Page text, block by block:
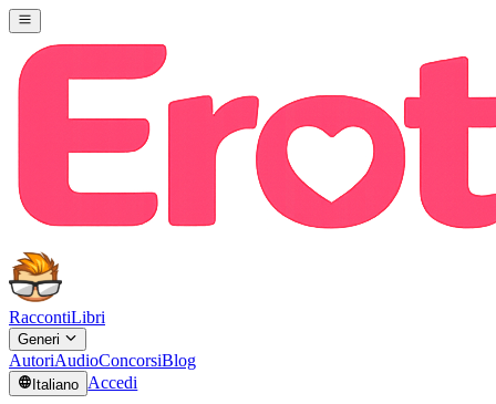
RaccontiLibri
Generi
AutoriAudioConcorsiBlog
Italiano Accedi